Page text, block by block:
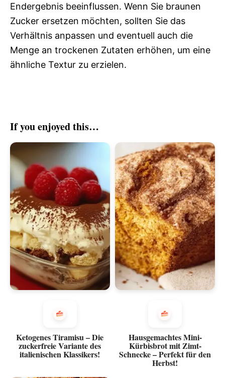
Endergebnis beeinflussen. Wenn Sie braunen
Zucker ersetzen möchten, sollten Sie das
Verhältnis anpassen und eventuell auch die
Menge an trockenen Zutaten erhöhen, um eine
ähnliche Textur zu erzielen.
If you enjoyed this…
Ketogenes Tiramisu – Die
zuckerfreie Variante des
italienischen Klassikers!
Hausgemachtes Mini-
Kürbisbrot mit Zimt-
Schnecke – Perfekt für den
Herbst!